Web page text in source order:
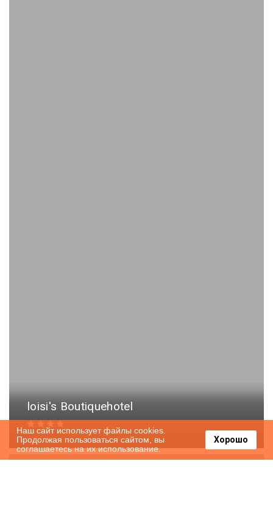
loisi's Boutiquehotel
Наш сайт использует файлы cookies.
Продолжая пользоваться сайтом, вы
соглашаетесь на их использование.
Хорошо